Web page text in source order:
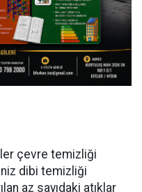
çevre temizliği
dibi temizliği
az sayıdaki atıklar